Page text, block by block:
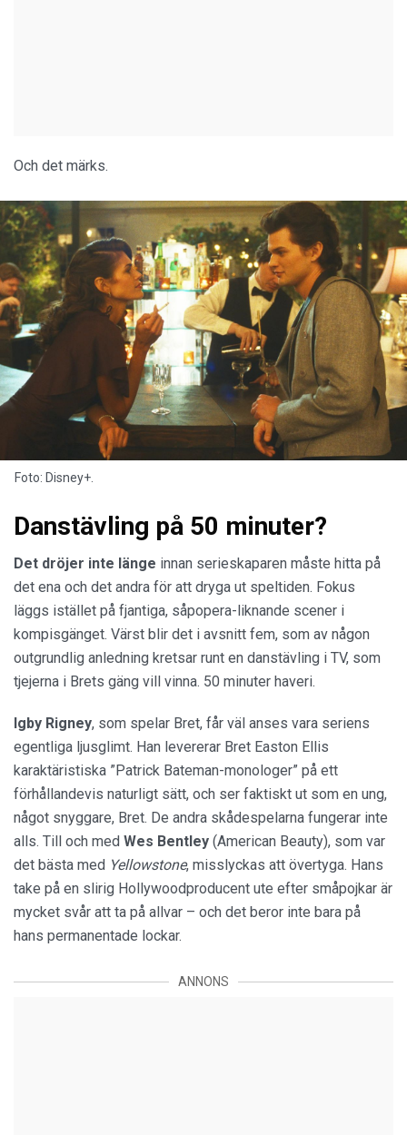
Och det märks.
Foto: Disney+.
Danstävling på 50 minuter?
Det dröjer inte länge innan serieskaparen måste hitta på
det ena och det andra för att dryga ut speltiden. Fokus
läggs istället på fjantiga, såpopera-liknande scener i
kompisgänget. Värst blir det i avsnitt fem, som av någon
outgrundlig anledning kretsar runt en danstävling i TV, som
tjejerna i Brets gäng vill vinna. 50 minuter haveri.
Igby Rigney, som spelar Bret, får väl anses vara seriens
egentliga ljusglimt. Han levererar Bret Easton Ellis
karaktäristiska ”Patrick Bateman-monologer” på ett
förhållandevis naturligt sätt, och ser faktiskt ut som en ung,
något snyggare, Bret. De andra skådespelarna fungerar inte
alls. Till och med Wes Bentley (American Beauty), som var
det bästa med Yellowstone, misslyckas att övertyga. Hans
take på en slirig Hollywoodproducent ute efter småpojkar är
mycket svår att ta på allvar – och det beror inte bara på
hans permanentade lockar.
ANNONS